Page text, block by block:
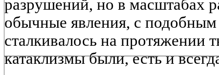
разрушений, но в масштабах
обычные явления, с подобным
сталкивалось на протяжении
катаклизмы были, есть и